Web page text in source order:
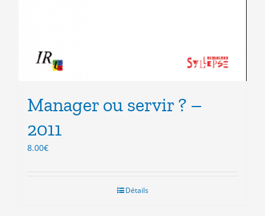
Manager ou servir ? –
2011
8.00€
Détails